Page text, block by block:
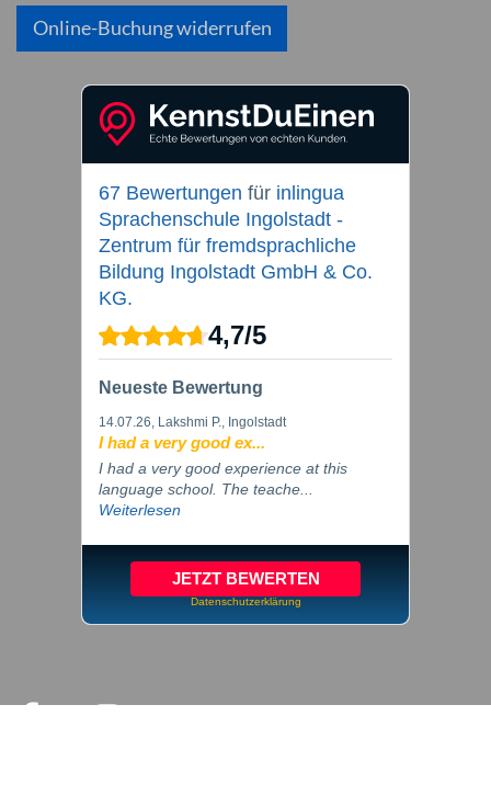
Online-Buchung widerrufen
67 Bewertungen für inlingua
Sprachenschule Ingolstadt -
Zentrum für fremdsprachliche
Bildung Ingolstadt GmbH & Co.
KG.
4,7/5
Neueste Bewertung
14.07.26, Lakshmi P., Ingolstadt
I had a very good ex...
I had a very good experience at this
language school. The teache...
Weiterlesen
JETZT BEWERTEN
Datenschutzerklärung